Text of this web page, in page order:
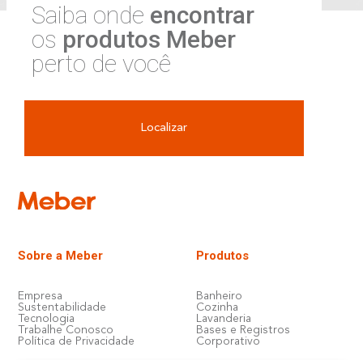
Saiba onde encontrar
os produtos Meber
perto de você
Localizar
Sobre a Meber
Empresa
Sustentabilidade
Tecnologia
Trabalhe Conosco
Política de Privacidade
Produtos
Banheiro
Cozinha
Lavanderia
Bases e Registros
Corporativo